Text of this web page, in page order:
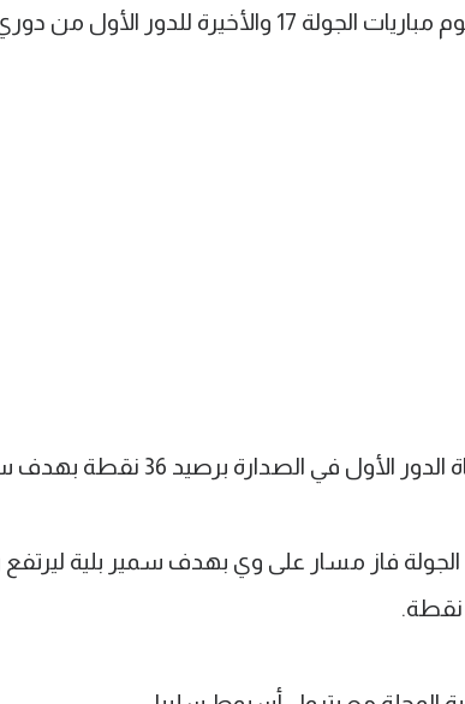
والأخيرة للدور الأول من دوري المحترفين.
في الصدارة برصيد 36 نقطة بهدف سجله محمود حرشة من ركلة جزاء.